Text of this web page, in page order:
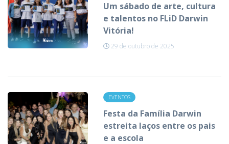
Um sábado de arte, cultura
e talentos no FLiD Darwin
Vitória!
29 de outubro de 2025
EVENTOS
Festa da Família Darwin
estreita laços entre os pais
e a escola